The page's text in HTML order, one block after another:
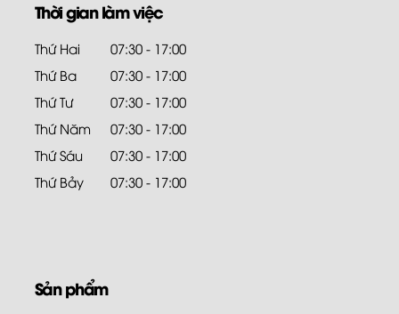
Thời gian làm việc
Thứ Hai
07:30 - 17:00
Thứ Ba
07:30 - 17:00
Thứ Tư
07:30 - 17:00
Thứ Năm
07:30 - 17:00
Thứ Sáu
07:30 - 17:00
Thứ Bảy
07:30 - 17:00
Sản phẩm